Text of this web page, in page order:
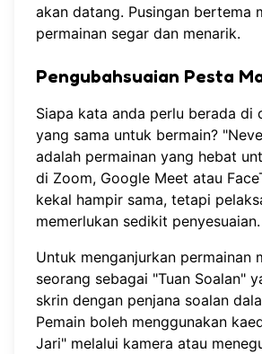
akan datang. Pusingan bertema
permainan segar dan menarik.
Pengubahsuaian Pesta
Siapa kata anda perlu berada di
yang sama untuk bermain?
adalah permainan yang hebat
di Zoom, Google Meet atau
kekal hampir sama, tetapi
memerlukan sedikit penyesuaian.
Untuk menganjurkan permainan
seorang sebagai "Tuan Soalan"
skrin dengan penjana soalan
Pemain boleh menggunakan
Jari" melalui kamera atau